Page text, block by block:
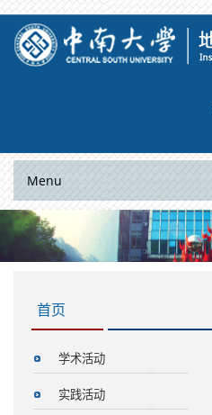
Menu
首页
学术活动
实践活动